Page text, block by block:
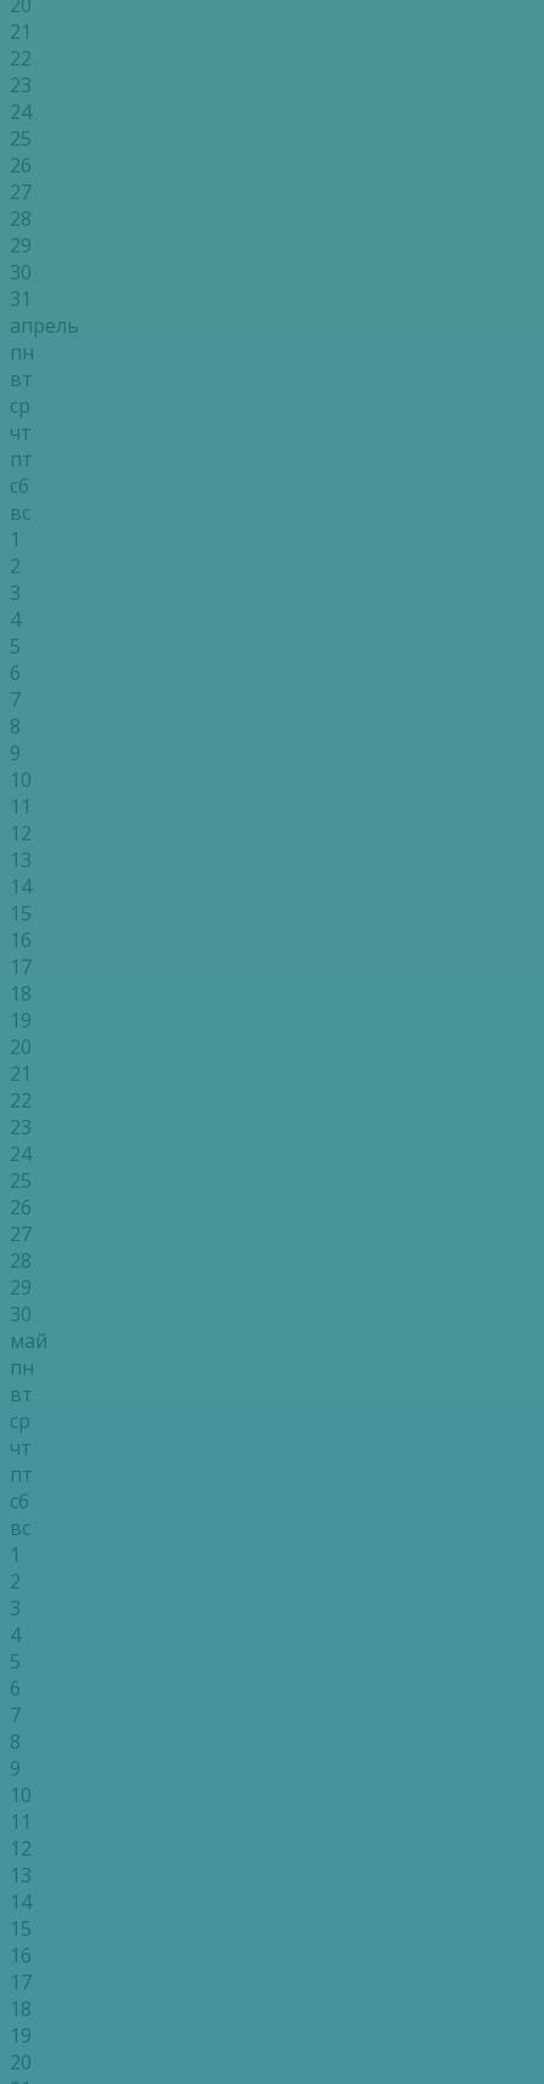
21
22
23
24
25
26
27
28
29
30
31
апрель
пн
вт
ср
чт
пт
сб
вс
1
2
3
4
5
6
7
8
9
10
11
12
13
14
15
16
17
18
19
20
21
22
23
24
25
26
27
28
29
30
май
пн
вт
ср
чт
пт
сб
вс
1
2
3
4
5
6
7
8
9
10
11
12
13
14
15
16
17
18
19
20